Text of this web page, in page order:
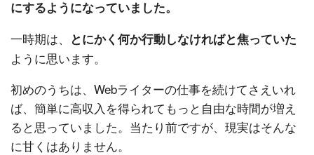
にするようになっていました。
一時期は、 とにかく何か行動しなければと焦っていた
ように思います。
初めのうちは、Webライターの仕事を続けてさえいれ
ば、簡単に高収入を得られてもっと自由な時間が増え
ると思っていました。当たり前ですが、現実はそんな
に甘くはありません。